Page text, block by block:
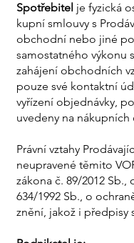
Spotřebitel je fyzická
kupní smlouvy s
obchodní nebo jiné
samostatného výkonu
zahájení obchodních
pouze své kontaktní
vyřízení objednávky,
uvedeny na
Právní vztahy
neupravené těmito
zákona č. 89/2012 Sb.,
634/1992 Sb., o
znění, jakož i předpisy